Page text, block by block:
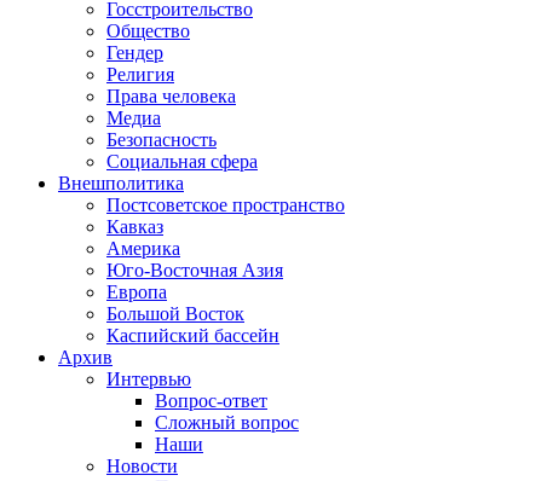
Госстроительство
Общество
Гендер
Религия
Права человека
Медиа
Безопасность
Социальная сфера
Внешполитика
Постсоветское пространство
Кавказ
Америка
Юго-Восточная Азия
Европа
Большой Восток
Каспийский бассейн
Архив
Интервью
Вопрос-ответ
Сложный вопрос
Наши
Новости